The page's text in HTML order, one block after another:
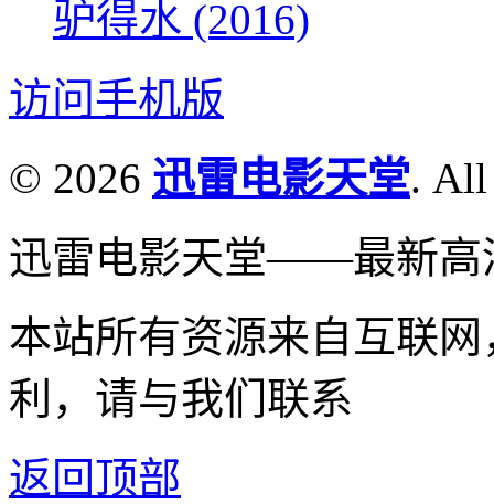
驴得水 (2016)
访问手机版
© 2026 迅雷电影天堂. All
迅雷电影天堂——最新高
本站所有资源来自互联
利，请与我们联系
返回顶部